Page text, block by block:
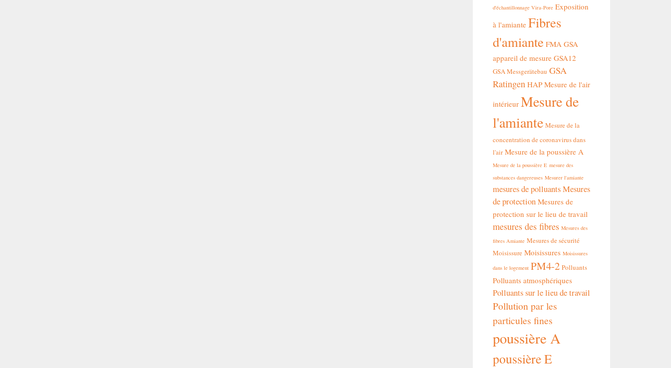
d'échantillonnage Vira-Pore Exposition
à l'amiante Fibres
d'amiante FMA GSA
appareil de mesure GSA12
GSA Messgerätebau GSA
Ratingen HAP Mesure de l'air
intérieur Mesure de
l'amiante Mesure de la
concentration de coronavirus dans
l'air Mesure de la poussière A
Mesure de la poussière E mesure des
substances dangereuses Mesurer l'amiante
mesures de polluantsMesures
de protection Mesures de
protection sur le lieu de travail
mesures des fibres Mesures des
fibres Amiante Mesures de sécurité
Moisissure Moisissures Moisissures
dans le logement PM4-2 Polluants
Polluants atmosphériques
Polluants sur le lieu de travail
Pollution par les
particules fines
poussière A
poussière E